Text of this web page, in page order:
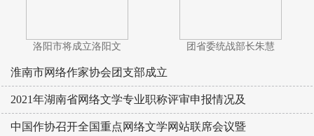
洛阳市将成立洛阳文 团省委统战部长朱慧
淮南市网络作家协会团支部成立
2021年湖南省网络文学专业职称评审申报情况及
中国作协召开全国重点网络文学网站联席会议暨